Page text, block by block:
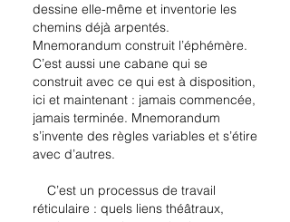
dessine elle-même et inventorie les
chemins déjà arpentés.
Mnemorandum construit l’éphémère.
C’est aussi une cabane qui se
construit avec ce qui est à disposition,
ici et maintenant : jamais commencée,
jamais terminée. Mnemorandum
s’invente des règles variables et s’étire
avec d’autres.
C’est un processus de travail
réticulaire : quels liens théâtraux,